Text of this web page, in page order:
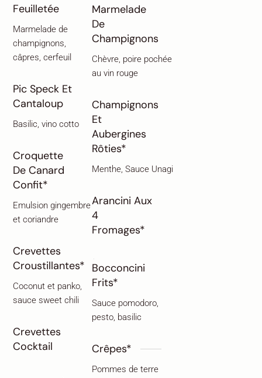
Feuilletée
Marmelade de
champignons,
câpres, cerfeuil
Pic Speck Et
Cantaloup
Basilic, vino cotto
Croquette
De Canard
Confit*
Emulsion gingembre
et coriandre
Crevettes
Croustillantes*
Coconut et panko,
sauce sweet chili
Crevettes
Cocktail
Marmelade
De
Champignons
Chèvre, poire pochée
au vin rouge
Champignons
Et
Aubergines
Rôties*
Menthe, Sauce Unagi
Arancini Aux
4
Fromages*
Bocconcini
Frits*
Sauce pomodoro,
pesto, basilic
Crêpes*
Pommes de terre